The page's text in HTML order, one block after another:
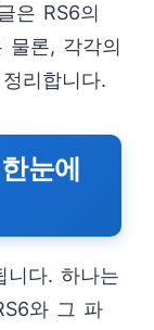
은 RS6의
물론, 각각의
리합니다.
눈에
니다. 하나는
와 그 파